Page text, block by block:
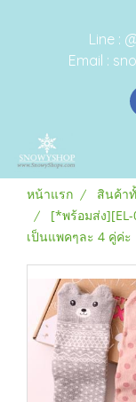
Line :
Email :
หน้าแรก สินค้า
[*พร้อมส่ง
เป็นแพคๆละ 4 คู่ค่ะ